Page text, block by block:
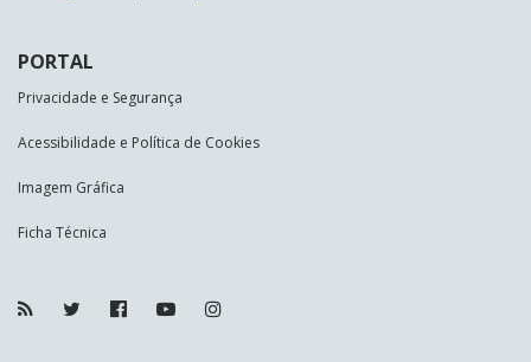
PORTAL
Privacidade e Segurança
Acessibilidade e Política de Cookies
Imagem Gráfica
Ficha Técnica